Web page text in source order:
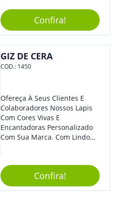
Sua Empresa Em Eventos,
Reuniões Corporativas Ou Até
Mesmo Para Presentear
Colaboradores E Parceiros De
Sua Empresa.
Confira!
GIZ DE CERA
COD.: 1450
Ofereça À Seus Clientes E
Colaboradores Nossos Lapis
Com Cores Vivas E
Encantadoras Personalizado
Com Sua Marca. Com Lindo
Perfeito, Não É?!
Confira!